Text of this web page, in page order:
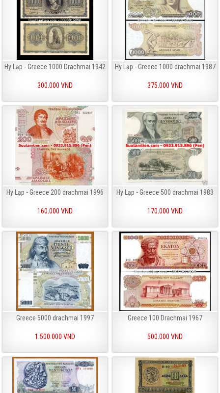
Hy Lạp - Greece 1000 Drachmai 1942
300.000 VND
Hy Lạp - Greece 1000 drachmai 1987
375.000 VND
Hy Lạp - Greece 200 drachmai 1996
160.000 VND
Hy Lạp - Greece 500 drachmai 1983
170.000 VND
Greece 5000 drachmai 1997
1.500.000 VND
Greece 100 Drachmai 1967
500.000 VND